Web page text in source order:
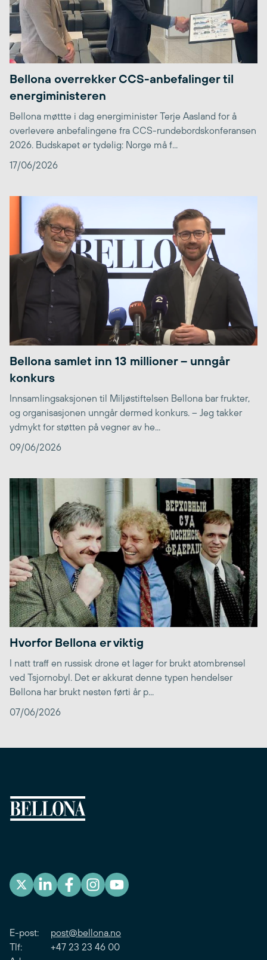
Bellona overrekker CCS-anbefalinger til
energiministeren
Bellona møttte i dag energiminister Terje Aasland for å
overlevere anbefalingene fra CCS-rundebordskonferansen
2026. Budskapet er tydelig: Norge må f...
17/06/2026
Bellona samlet inn 13 millioner – unngår
konkurs
Innsamlingsaksjonen til Miljøstiftelsen Bellona bar frukter,
og organisasjonen unngår dermed konkurs. – Jeg takker
ydmykt for støtten på vegner av he...
09/06/2026
Hvorfor Bellona er viktig
I natt traff en russisk drone et lager for brukt atombrensel
ved Tsjornobyl. Det er akkurat denne typen hendelser
Bellona har brukt nesten førti år p...
07/06/2026
E-post: post@bellona.no
Tlf: +47 23 23 46 00